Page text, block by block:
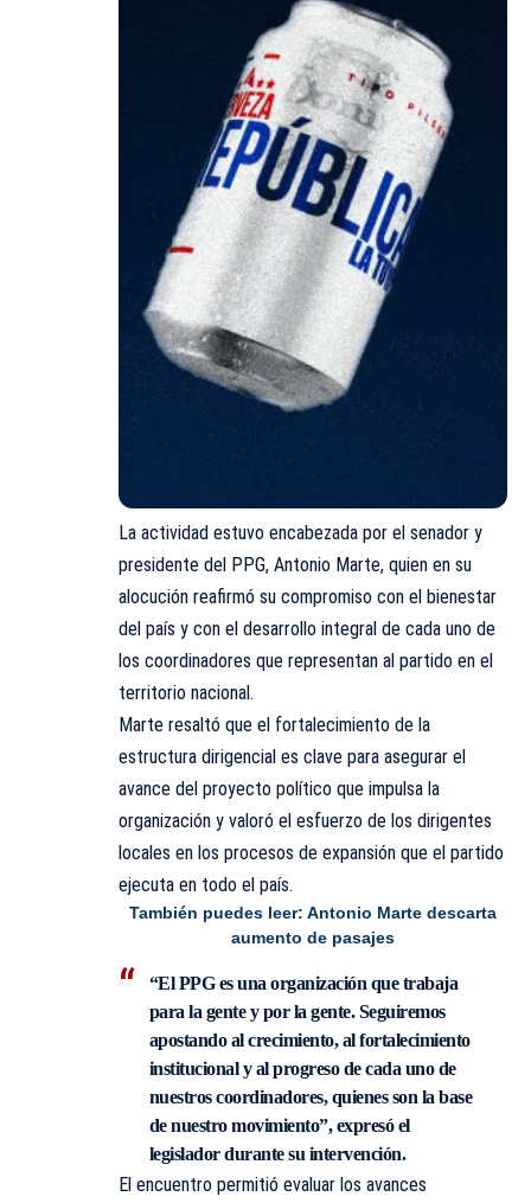
La actividad estuvo encabezada por el senador y
presidente del PPG, Antonio Marte, quien en su
alocución reafirmó su compromiso con el bienestar
del país y con el desarrollo integral de cada uno de
los coordinadores que representan al partido en el
territorio nacional.
Marte resaltó que el fortalecimiento de la
estructura dirigencial es clave para asegurar el
avance del proyecto político que impulsa la
organización y valoró el esfuerzo de los dirigentes
locales en los procesos de expansión que el partido
ejecuta en todo el país.
También puedes leer: Antonio Marte descarta
aumento de pasajes
“El PPG es una organización que trabaja
para la gente y por la gente. Seguiremos
apostando al crecimiento, al fortalecimiento
institucional y al progreso de cada uno de
nuestros coordinadores, quienes son la base
de nuestro movimiento”, expresó el
legislador durante su intervención.
El encuentro permitió evaluar los avances